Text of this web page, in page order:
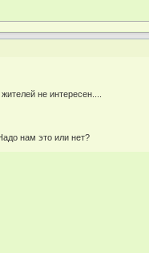
не интересен....
нам это или нет?